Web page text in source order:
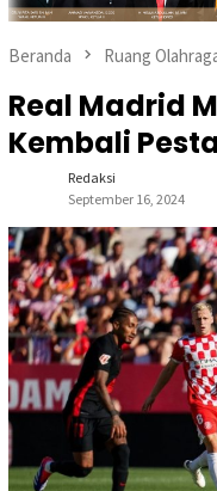
Beranda Ruang
Real Madrid
Kembali
Redaksi
September 16, 2024